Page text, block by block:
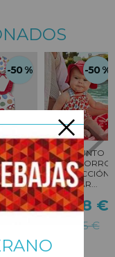
-50 %
Y
€
€
-50 %
CONJUNTO
BAÑO GORRO
PROTECCIÓN
SOLAR...
14,98 €
29,95 €